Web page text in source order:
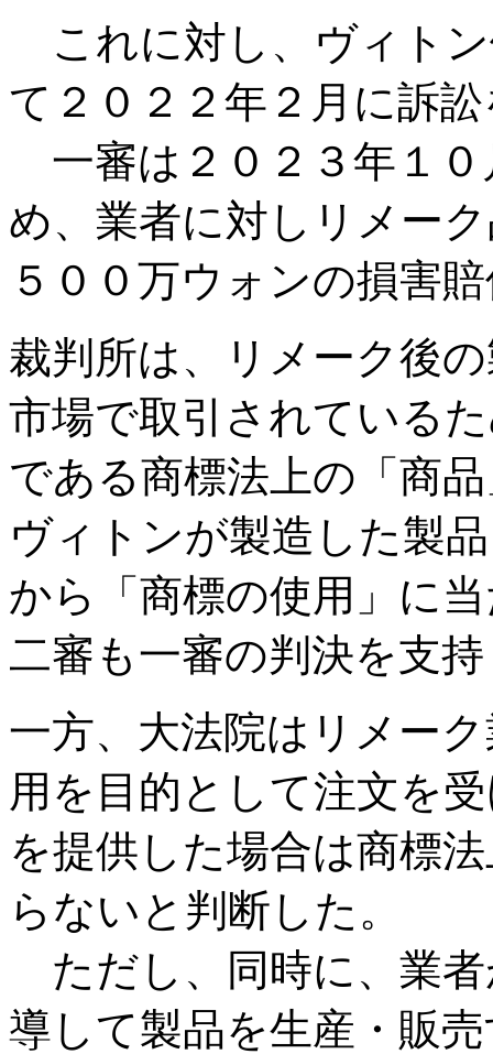
これに対し、ヴィト
て２０２２年２月に訴
一審は２０２３年１
め、業者に対しリメー
５００万ウォンの損害
裁判所は、リメーク後
市場で取引されている
である商標法上の「商
ヴィトンが製造した製
から「商標の使用」に
二審も一審の判決を支
一方、大法院はリメー
用を目的として注文を
を提供した場合は商標
らないと判断した。
ただし、同時に、業
導して製品を生産・販